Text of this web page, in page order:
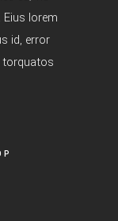
lorem
id, error
torquatos